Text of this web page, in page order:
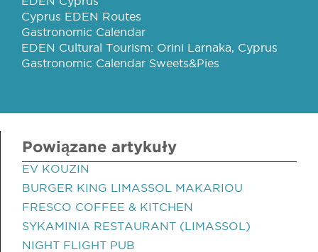
Cyprus EDEN Routes
Gastronomic Calendar
EDEN Cultural Tourism: Orini Larnaka, Cyprus
Gastronomic Calendar Sweets&Pies
Powiązane artykuły
EV KOUZIN
BURGER KING LIMASSOL MAKARIOU
FRESCO COFFEE & KITCHEN
SYKAMINIA RESTAURANT (LIMASSOL)
NIGHT FLIGHT PUB